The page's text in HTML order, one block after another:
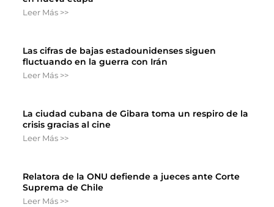
Leer Más >>
Las cifras de bajas estadounidenses siguen
fluctuando en la guerra con Irán
Leer Más >>
La ciudad cubana de Gibara toma un respiro de la
crisis gracias al cine
Leer Más >>
Relatora de la ONU defiende a jueces ante Corte
Suprema de Chile
Leer Más >>